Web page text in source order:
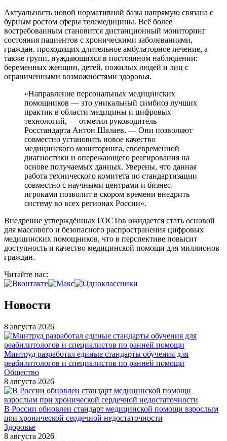
Актуальность новой нормативной базы напрямую связана с
бурным ростом сферы телемедицины. Всё более
востребованным становится дистанционный мониторинг
состояния пациентов с хроническими заболеваниями,
граждан, проходящих длительное амбулаторное лечение, а
также групп, нуждающихся в постоянном наблюдении:
беременных женщин, детей, пожилых людей и лиц с
ограниченными возможностями здоровья.
«Направление персональных медицинских
помощников — это уникальный симбиоз лучших
практик в области медицины и цифровых
технологий, — отметил руководитель
Росстандарта Антон Шалаев. — Они позволяют
совместно установить новое качество
медицинского мониторинга, своевременной
диагностики и опережающего реагирования на
основе получаемых данных. Уверены, что данная
работа технического комитета по стандартизации
совместно с научными центрами и бизнес-
игроками позволит в скором времени внедрить
систему во всех регионах России».
Внедрение утверждённых ГОСТов ожидается стать основой
для массового и безопасного распространения цифровых
медицинских помощников, что в перспективе повысит
доступность и качество медицинской помощи для миллионов
граждан.
Читайте нас:
Новости
8 августа 2026
Минтруд разработал единые стандарты обучения для
реабилитологов и специалистов по ранней помощи
Общество
8 августа 2026
В России обновлен стандарт медицинской помощи взрослым
при хронической сердечной недостаточности
Здоровье
8 августа 2026